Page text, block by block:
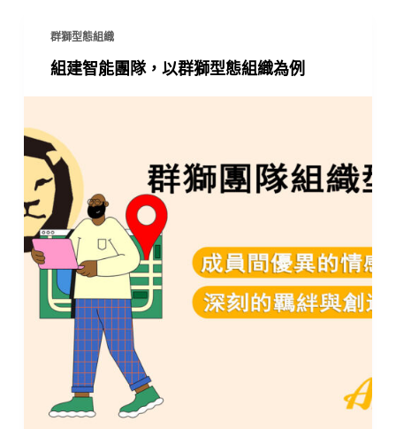
群獅型態組織
組建智能團隊，以群獅型態組織為例